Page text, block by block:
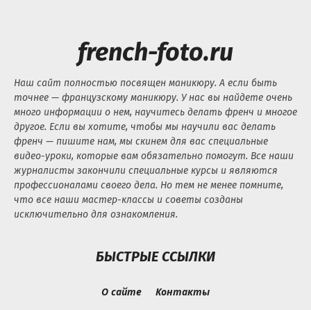
french-foto.ru
Наш сайт полностью посвящен маникюру. А если быть
точнее — французскому маникюру. У нас вы найдете очень
много информации о нем, научитесь делать френч и многое
другое. Если вы хотите, чтобы мы научили вас делать
френч — пишите нам, мы скинем для вас специальные
видео-уроки, которые вам обязательно помогут. Все наши
журналисты закончили специальные курсы и являются
профессионалами своего дела. Но тем не менее помните,
что все наши мастер-классы и советы созданы
исключительно для ознакомления.
БЫСТРЫЕ ССЫЛКИ
О сайте Контакты